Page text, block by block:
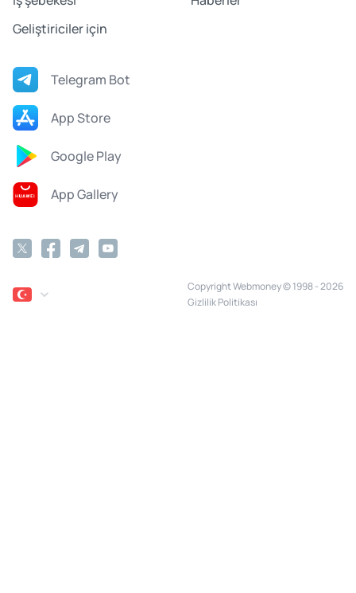
Geliştiriciler için
Telegram Bot
App Store
Google Play
App Gallery
Copyright Webmoney © 1998 - 2026
Gizlilik Politikası